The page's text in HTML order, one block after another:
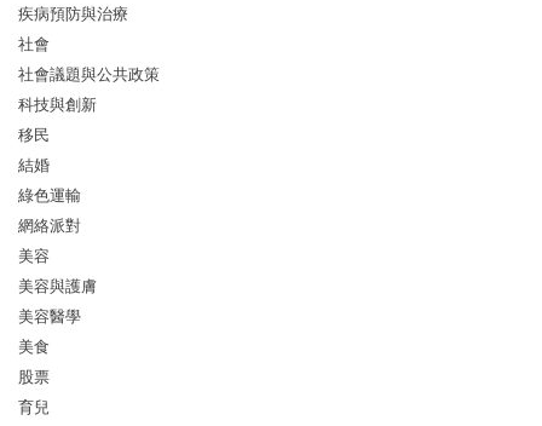
疾病預防與治療
社會
社會議題與公共政策
科技與創新
移民
結婚
綠色運輸
網絡派對
美容
美容與護膚
美容醫學
美食
股票
育兒